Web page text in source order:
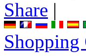
Share |
Shopping